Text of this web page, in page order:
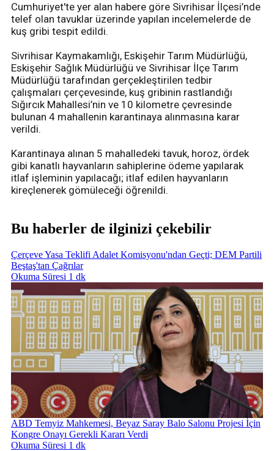
Cumhuriyet'te yer alan habere göre Sivrihisar İlçesi’nde
telef olan tavuklar üzerinde yapılan incelemelerde de
kuş gribi tespit edildi.
Sivrihisar Kaymakamlığı, Eskişehir Tarım Müdürlüğü,
Eskişehir Sağlık Müdürlüğü ve Sivrihisar İlçe Tarım
Müdürlüğü tarafından gerçekleştirilen tedbir
çalışmaları çerçevesinde, kuş gribinin rastlandığı
Sığırcık Mahallesi’nin ve 10 kilometre çevresinde
bulunan 4 mahallenin karantinaya alınmasına karar
verildi.
Karantinaya alınan 5 mahalledeki tavuk, horoz, ördek
gibi kanatlı hayvanların sahiplerine ödeme yapılarak
itlaf işleminin yapılacağı; itlaf edilen hayvanların
kireçlenerek gömüleceği öğrenildi.
Bu haberler de ilginizi çekebilir
Çerçeve Yasa Teklifi Adalet Komisyonu'ndan Geçti; DEM Partili
Beştaş'tan Çağrılar
Okuma Süresi 1 dk
ABD Temyiz Mahkemesi, Beyaz Saray Balo Salonu Projesi İçin
Kongre Onayı Gerekli Kararı Verdi
Okuma Süresi 1 dk